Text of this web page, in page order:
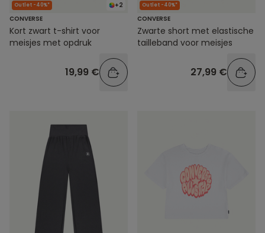
+2
Outlet -40%*
CONVERSE
Kort zwart t-shirt voor
meisjes met opdruk
19,99 €
Outlet -40%*
CONVERSE
Zwarte short met elastische
tailleband voor meisjes
27,99 €